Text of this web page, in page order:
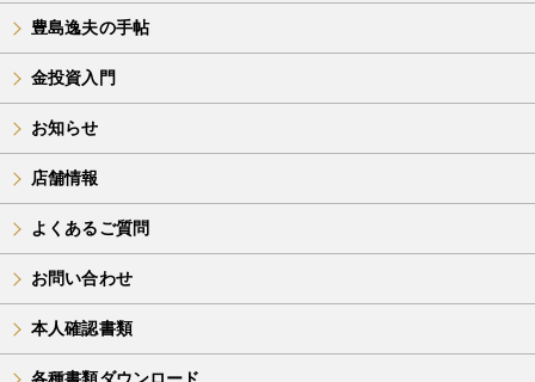
豊島逸夫の手帖
金投資入門
お知らせ
店舗情報
よくあるご質問
お問い合わせ
本人確認書類